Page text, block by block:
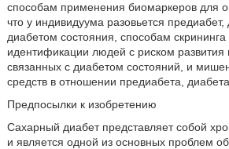
способам применения биомаркеров для
что у индивидуума разовьется
диабетом состояния, способам
идентификации людей с риском развития
связанных с диабетом состояний, и
средств в отношении предиабета,
Предпосылки к изобретению
Сахарный диабет представляет собой
и является одной из основных проблем